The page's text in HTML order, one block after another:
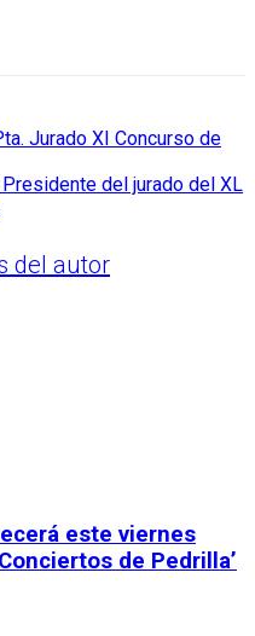
Jurado XI Concurso de
Presidente del jurado del XL
del autor
este viernes
de Pedrilla’